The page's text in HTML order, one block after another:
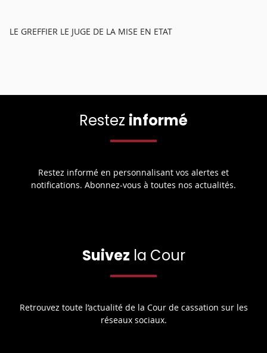
LE GREFFIER LE JUGE DE LA MISE EN ETAT
Restez informé
Restez informé en personnalisant vos alertes et
notifications. Abonnez-vous à toutes nos actualités.
Suivez la Cour
Retrouvez toute l’actualité de la Cour de cassation sur les
réseaux sociaux.